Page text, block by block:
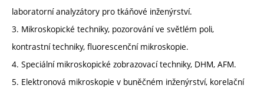
laboratorní analyzátory pro tkáňové inženýrství.
3. Mikroskopické techniky, pozorování ve světlém poli,
kontrastní techniky, fluorescenční mikroskopie.
4. Speciální mikroskopické zobrazovací techniky, DHM, AFM.
5. Elektronová mikroskopie v buněčném inženýrství, korelační